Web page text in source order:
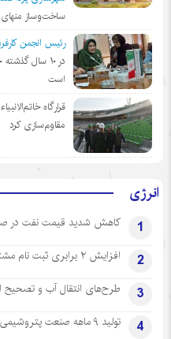
ساخت‌وساز
رئیس انجمن
در ١٠ سال
است
قرارگاه
مقاوم‌سازی کرد
انرژی
1 کاهش شدید قیمت نفت در
2 افزایش ۲ برابری ثبت نام مشترکان گاز تهرانی‌ در سامانه اصلاح موتور
3 طرح‌های انتقال آب و
4 تولید ۹ ماهه صنعت پتروشیمی با ۷ درصد رشد به ۵۳ میلیون تن رسید